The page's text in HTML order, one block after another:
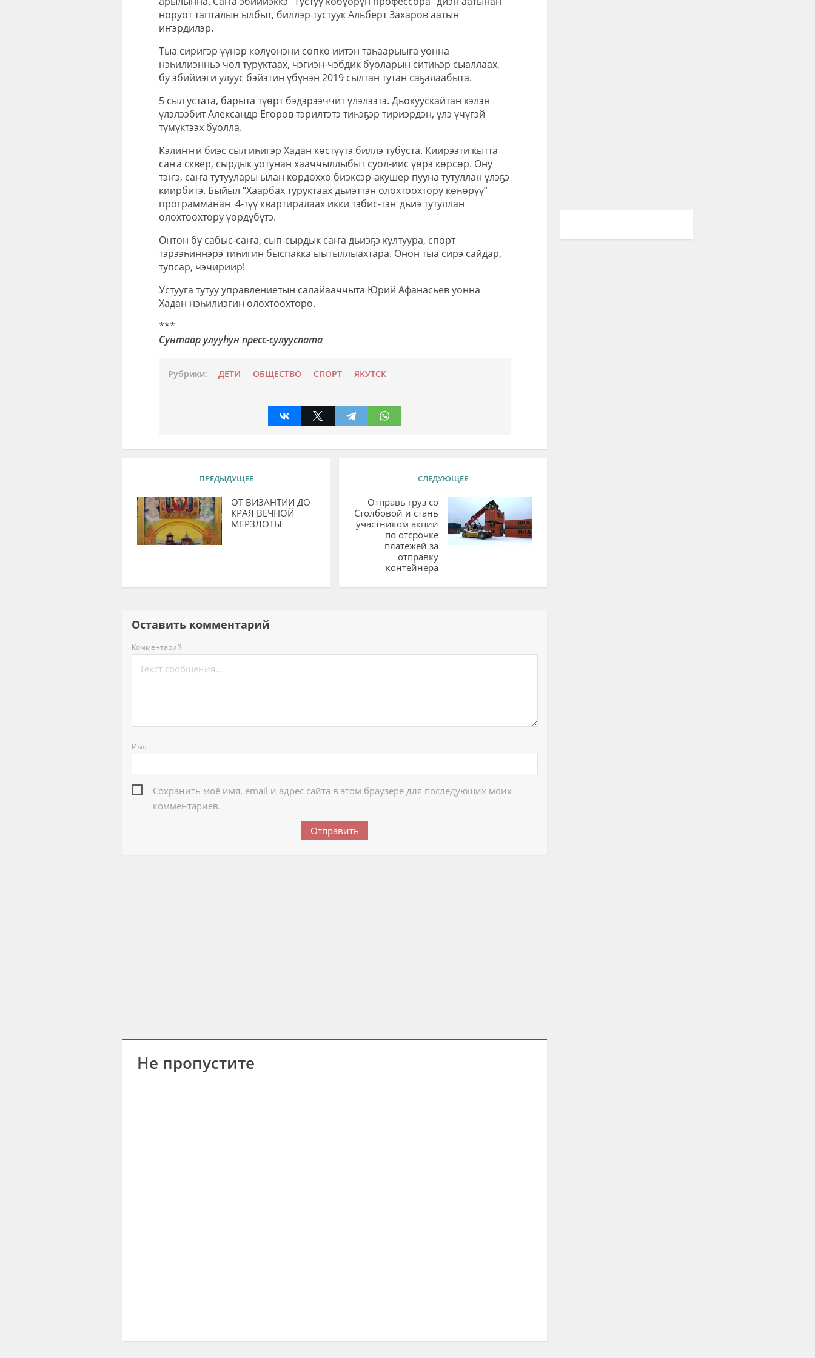
норуот тапталын ылбыт, биллэр тустуук Альберт Захаров аатын
иҥэрдилэр.
Тыа сиригэр үүнэр көлүөнэни сөпкө иитэн таһаарыыга уонна
нэһилиэнньэ чөл туруктаах, чэгиэн-чэбдик буоларын ситиһэр сыаллаах,
бу эбийиэги улуус бэйэтин үбүнэн 2019 сылтан тутан саҕалаабыта.
5 сыл устата, барыта түөрт бэдэрээччит үлэлээтэ. Дьокуускайтан кэлэн
үлэлээбит Александр Егоров тэрилтэтэ тиһэҕэр тириэрдэн, үлэ үчүгэй
түмүктээх буолла.
Кэлиҥҥи биэс сыл иһигэр Хадан көстүүтэ биллэ тубуста. Киирээти кытта
саҥа сквер, сырдык уотунан хааччыллыбыт суол-иис үөрэ көрсөр. Ону
тэҥэ, саҥа тутуулары ылан көрдөххө биэксэр-акушер пууна тутуллан үлэҕэ
киирбитэ. Быйыл “Хаарбах туруктаах дьиэттэн олохтоохтору көһөрүү”
программанан 4-түү квартиралаах икки тэбис-тэҥ дьиэ тутуллан
олохтоохтору үөрдүбүтэ.
Онтон бу сабыс-саҥа, сып-сырдык саҥа дьиэҕэ култуура, спорт
тэрээһиннэрэ тиһигин быспакка ыытыллыахтара. Онон тыа сирэ сайдар,
тупсар, чэчириир!
Устууга тутуу управлениетын салайааччыта Юрий Афанасьев уонна
Хадан нэһилиэгин олохтоохторо.
***
Сунтаар улууhун пресс-сулууспата
Рубрики: ДЕТИ ОБЩЕСТВО СПОРТ ЯКУТСК
ПРЕДЫДУЩЕЕ
ОТ ВИЗАНТИИ ДО
КРАЯ ВЕЧНОЙ
МЕРЗЛОТЫ
СЛЕДУЮЩЕЕ
Отправь груз со
Столбовой и стань
участником акции
по отсрочке
платежей за
отправку
контейнера
Оставить комментарий
Комментарий
Имя
Сохранить моё имя, email и адрес сайта в этом браузере для последующих моих
комментариев.
Не пропустите